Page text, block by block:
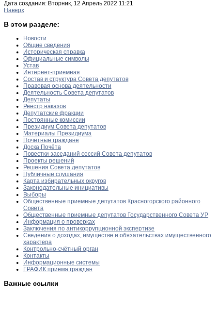
Дата создания: Вторник, 12 Апрель 2022 11:21
Наверх
В этом разделе:
Новости
Общие сведения
Историческая справка
Официальные символы
Устав
Интернет-приемная
Состав и структура Совета депутатов
Правовая основа деятельности
Деятельность Совета депутатов
Депутаты
Реестр наказов
Депутатские фракции
Постоянные комиссии
Президиум Совета депутатов
Материалы Президиума
Почётные граждане
Доска Почёта
Повестки заседаний сессий Совета депутатов
Проекты решений
Решения Совета депутатов
Публичные слушания
Карта избирательных округов
Законодательные инициативы
Выборы
Общественные приемные депутатов Красногорского районного
Совета
Общественные приемные депутатов Государственного Совета УР
Информация о проверках
Заключения по антикоррупционной экспертизе
Сведения о доходах, имуществе и обязательствах имущественного
характера
Контрольно-счётный орган
Контакты
Информационные системы
ГРАФИК приема граждан
Важные ссылки